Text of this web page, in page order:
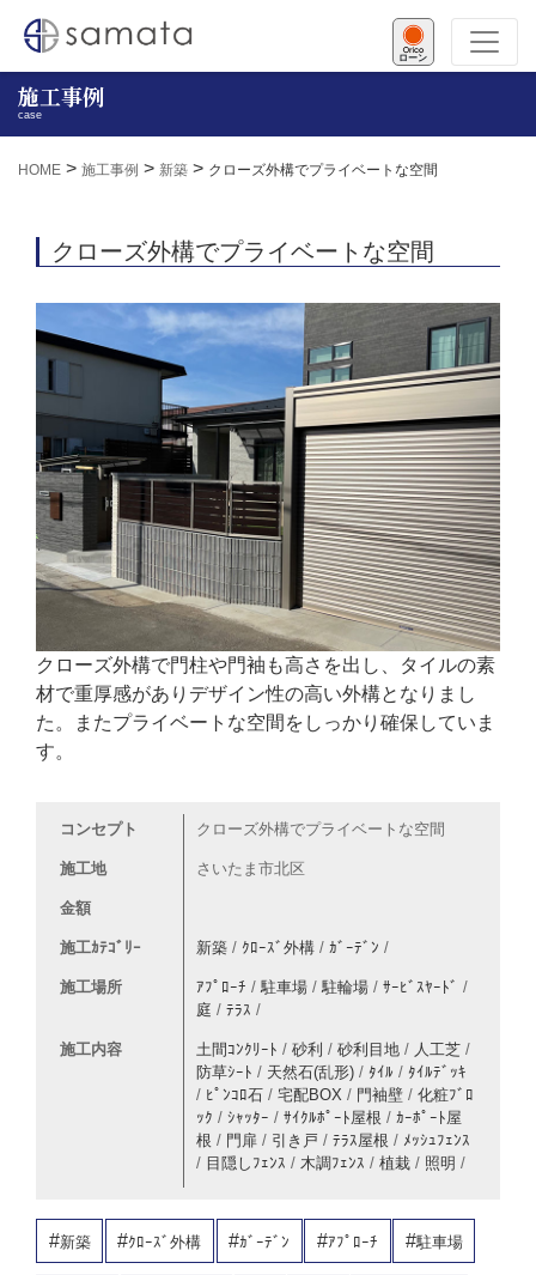
ローン
施工事例
case
HOME > 施工事例 > 新築 > クローズ外構でプライベートな空間
クローズ外構でプライベートな空間
クローズ外構で門柱や門袖も高さを出し、タイルの素
材で重厚感がありデザイン性の高い外構となりまし
た。またプライベートな空間をしっかり確保していま
す。
コンセプト クローズ外構でプライベートな空間
施工地 さいたま市北区
金額
施工ｶﾃｺﾞﾘｰ 新築 / ｸﾛｰｽﾞ外構 /ｶﾞｰﾃﾞﾝ /
施工場所 ｱﾌﾟﾛｰﾁ /駐車場 /駐輪場 /ｻｰﾋﾞｽﾔｰﾄﾞ /
庭 /ﾃﾗｽ /
施工内容 土間ｺﾝｸﾘｰﾄ /砂利 /砂利目地 / 人工芝 /
防草ｼｰﾄ / 天然石(乱形) / ﾀｲﾙ / ﾀｲﾙﾃﾞｯｷ
/ ﾋﾟﾝｺﾛ石 /宅配BOX / 門袖壁 /化粧ﾌﾞﾛ
ｯｸ /ｼｬｯﾀｰ /ｻｲｸﾙﾎﾟｰﾄ屋根 /ｶｰﾎﾟｰﾄ屋
根 / 門扉 / 引き戸 /ﾃﾗｽ屋根 / ﾒｯｼｭﾌｪﾝｽ
/ 目隠しﾌｪﾝｽ /木調ﾌｪﾝｽ /植栽 / 照明 /
新築 ｸﾛｰｽﾞ外構 ｶﾞｰﾃﾞﾝ ｱﾌﾟﾛｰﾁ 駐車場